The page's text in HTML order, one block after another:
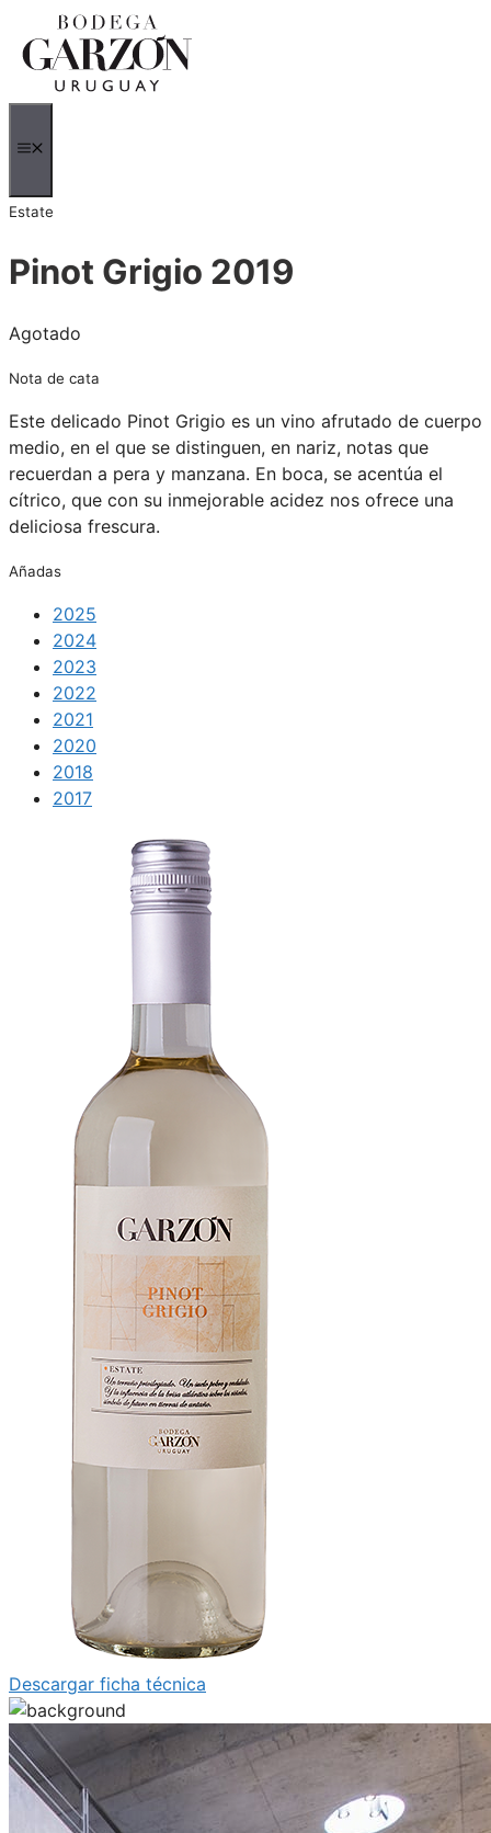
contenido
Estate
Pinot Grigio 2019
Agotado
Nota de cata
Este delicado Pinot Grigio es un vino afrutado de cuerpo
medio, en el que se distinguen, en nariz, notas que
recuerdan a pera y manzana. En boca, se acentúa el
cítrico, que con su inmejorable acidez nos ofrece una
deliciosa frescura.
Añadas
2025
2024
2023
2022
2021
2020
2018
2017
Descargar ficha técnica